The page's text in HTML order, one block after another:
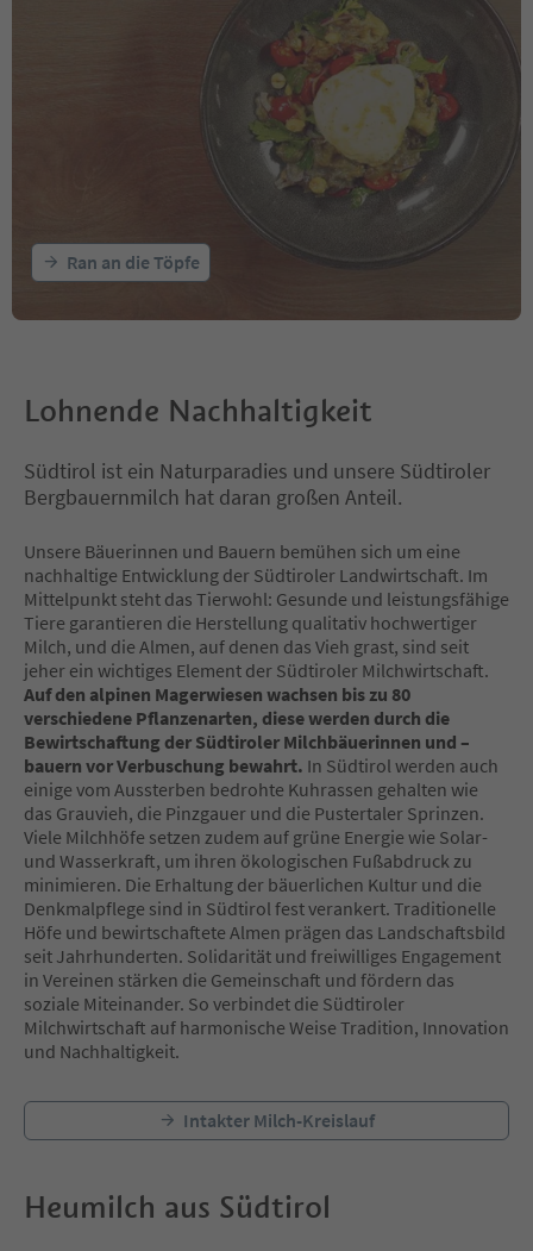
Ran an die Töpfe
Lohnende Nachhaltigkeit
Südtirol ist ein Naturparadies und unsere Südtiroler
Bergbauernmilch hat daran großen Anteil.
Unsere Bäuerinnen und Bauern bemühen sich um eine
nachhaltige Entwicklung der Südtiroler Landwirtschaft. Im
Mittelpunkt steht das Tierwohl: Gesunde und leistungsfähige
Tiere garantieren die Herstellung qualitativ hochwertiger
Milch, und die Almen, auf denen das Vieh grast, sind seit
jeher ein wichtiges Element der Südtiroler Milchwirtschaft.
Auf den alpinen Magerwiesen wachsen bis zu 80
verschiedene Pflanzenarten, diese werden durch die
Bewirtschaftung der Südtiroler Milchbäuerinnen und –
bauern vor Verbuschung bewahrt. In Südtirol werden auch
einige vom Aussterben bedrohte Kuhrassen gehalten wie
das Grauvieh, die Pinzgauer und die Pustertaler Sprinzen.
Viele Milchhöfe setzen zudem auf grüne Energie wie Solar-
und Wasserkraft, um ihren ökologischen Fußabdruck zu
minimieren. Die Erhaltung der bäuerlichen Kultur und die
Denkmalpflege sind in Südtirol fest verankert. Traditionelle
Höfe und bewirtschaftete Almen prägen das Landschaftsbild
seit Jahrhunderten. Solidarität und freiwilliges Engagement
in Vereinen stärken die Gemeinschaft und fördern das
soziale Miteinander. So verbindet die Südtiroler
Milchwirtschaft auf harmonische Weise Tradition, Innovation
und Nachhaltigkeit.
Intakter Milch-Kreislauf
Heumilch aus Südtirol